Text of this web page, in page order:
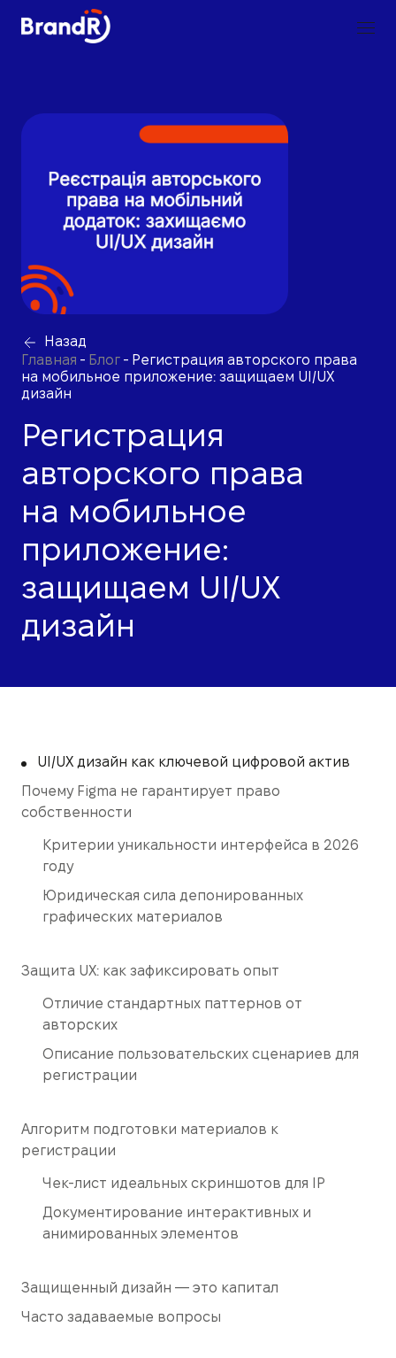
Назад
Главная - Блог - Регистрация авторского права
на мобильное приложение: защищаем UI/UX
дизайн
Регистрация
авторского права
на мобильное
приложение:
защищаем UI/UX
дизайн
UI/UX дизайн как ключевой цифровой актив
Почему Figma не гарантирует право
собственности
Критерии уникальности интерфейса в 2026
году
Юридическая сила депонированных
графических материалов
Защита UX: как зафиксировать опыт
Отличие стандартных паттернов от
авторских
Описание пользовательских сценариев для
регистрации
Алгоритм подготовки материалов к
регистрации
Чек-лист идеальных скриншотов для IP
Документирование интерактивных и
анимированных элементов
Защищенный дизайн — это капитал
Часто задаваемые вопросы